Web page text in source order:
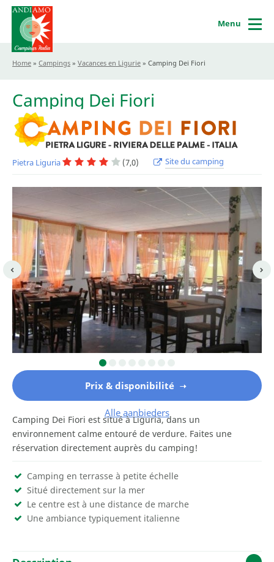
Menu
Home » Campings » Vacances en Ligurie » Camping Dei Fiori
Camping Dei Fiori
Pietra Liguria (7,0) Site du camping
Prix & disponibilité
Alle aanbieders
Camping Dei Fiori est situé à Liguria, dans un
environnement calme entouré de verdure. Faites une
réservation directement auprès du camping!
Camping en terrasse à petite échelle
Situé directement sur la mer
Le centre est à une distance de marche
Une ambiance typiquement italienne